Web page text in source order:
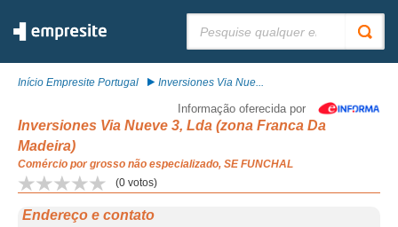
Início Empresite Portugal Inversiones Via Nue...
Informação oferecida por
Inversiones Via Nueve 3, Lda (zona Franca Da
Madeira)
Comércio por grosso não especializado, SE FUNCHAL
(0 votos)
Endereço e contato